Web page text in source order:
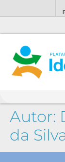
Autor:
da